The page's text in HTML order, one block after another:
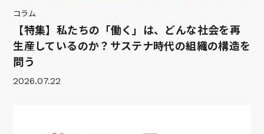
コラム
【特集】私たちの「働く」は、どんな社会を再
生産しているのか？サステナ時代の組織の構造を
問う
2026.07.22